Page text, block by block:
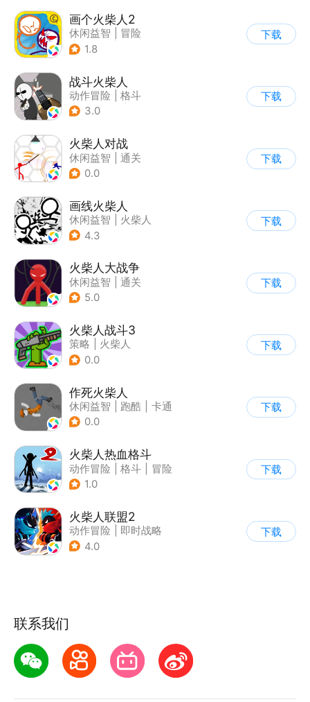
画个火柴人2
休闲益智
冒险
| 火柴人
1.8
下载
战斗火柴人
动作冒险
格斗
| 横版过关
3.0
下载
火柴人对战
休闲益智
通关
| 火柴人
0.0
下载
画线火柴人
休闲益智
火柴人
| DIY
4.3
下载
火柴人大战争
休闲益智
通关
| 火柴人
5.0
下载
火柴人战斗3
策略
火柴人
| 指动网络
0.0
下载
作死火柴人
休闲益智 跑酷
卡通
| 62游戏
0.0
下载
火柴人热血格斗
动作冒险 格斗
冒险
| 火柴人
1.0
下载
火柴人联盟2
动作冒险
即时战略
| 冒险
4.0
下载
联系我们